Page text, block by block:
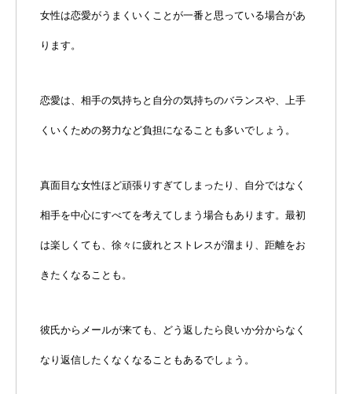
女性は恋愛がうまくいくことが一番と思っている場合があ
ります。
恋愛は、相手の気持ちと自分の気持ちのバランスや、上手
くいくための努力など負担になることも多いでしょう。
真面目な女性ほど頑張りすぎてしまったり、自分ではなく
相手を中心にすべてを考えてしまう場合もあります。最初
は楽しくても、徐々に疲れとストレスが溜まり、距離をお
きたくなることも。
彼氏からメールが来ても、どう返したら良いか分からなく
なり返信したくなくなることもあるでしょう。